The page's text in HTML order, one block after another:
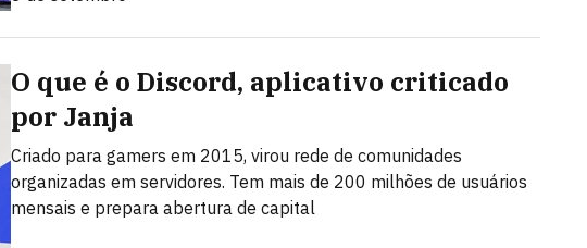
O que é o Discord, aplicativo criticado
por Janja
Criado para gamers em 2015, virou rede de comunidades
organizadas em servidores. Tem mais de 200 milhões de usuários
mensais e prepara abertura de capital